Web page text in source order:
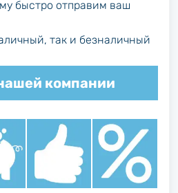
быстро отправим ваш
так и безналичный
компании